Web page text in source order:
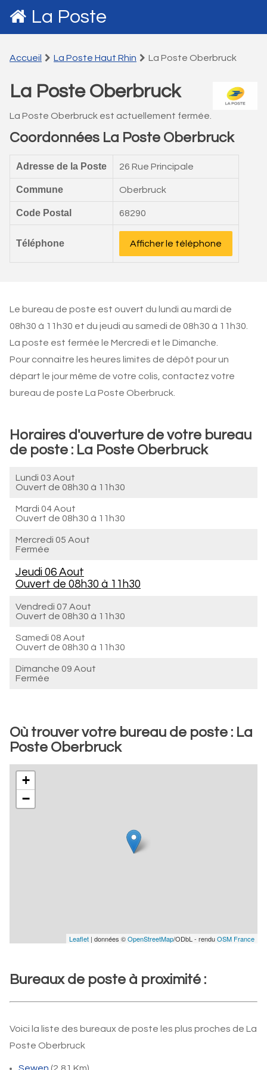
La Poste
Accueil La Poste Haut Rhin La Poste Oberbruck
La Poste Oberbruck
La Poste Oberbruck est actuellement fermée.
Coordonnées La Poste Oberbruck
Adresse de la Poste 26 Rue Principale
Commune Oberbruck
Code Postal 68290
Téléphone Afficher le téléphone
Le bureau de poste est ouvert du lundi au mardi de
08h30 à 11h30 et du jeudi au samedi de 08h30 à 11h30.
La poste est fermée le Mercredi et le Dimanche.
Pour connaitre les heures limites de dépôt pour un
départ le jour même de votre colis, contactez votre
bureau de poste La Poste Oberbruck.
Horaires d'ouverture de votre bureau
de poste : La Poste Oberbruck
Lundi 03 Aout
Ouvert de 08h30 à 11h30
Mardi 04 Aout
Ouvert de 08h30 à 11h30
Mercredi 05 Aout
Fermée
Jeudi 06 Aout
Ouvert de 08h30 à 11h30
Vendredi 07 Aout
Ouvert de 08h30 à 11h30
Samedi 08 Aout
Ouvert de 08h30 à 11h30
Dimanche 09 Aout
Fermée
Où trouver votre bureau de poste : La
Poste Oberbruck
+
−
Leaflet | données ©OpenStreetMap/ODbL - renduOSM France
Bureaux de poste à proximité :
Voici la liste des bureaux de poste les plus proches de La
Poste Oberbruck